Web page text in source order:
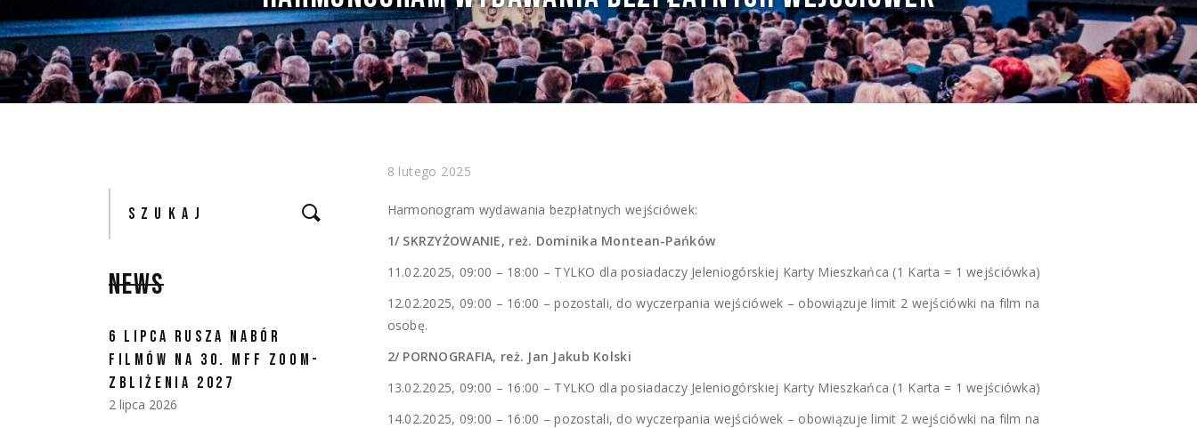
NAN
8 lutego 2025
Harmonogram wydawania bezpłatnych wejściówek:
1/ SKRZYŻOWANIE, reż. Dominika Montean-Pańków
11.02.2025, 09:00 – 18:00 – TYLKO dla posiadaczy Jeleniogórskiej Karty Mieszkańca (1 Karta = 1 wejściówka)
12.02.2025, 09:00 – 16:00 – pozostali, do wyczerpania wejściówek – obowiązuje limit 2 wejściówki na film na
osobę.
2/ PORNOGRAFIA, reż. Jan Jakub Kolski
13.02.2025, 09:00 – 16:00 – TYLKO dla posiadaczy Jeleniogórskiej Karty Mieszkańca (1 Karta = 1 wejściówka)
14.02.2025, 09:00 – 16:00 – pozostali, do wyczerpania wejściówek – obowiązuje limit 2 wejściówki na film na
Szukaj:
NEWS
6 LIPCA RUSZA NABÓR
FILMÓW NA 30. MFF ZOOM-
ZBLIŻENIA 2027
2 lipca 2026